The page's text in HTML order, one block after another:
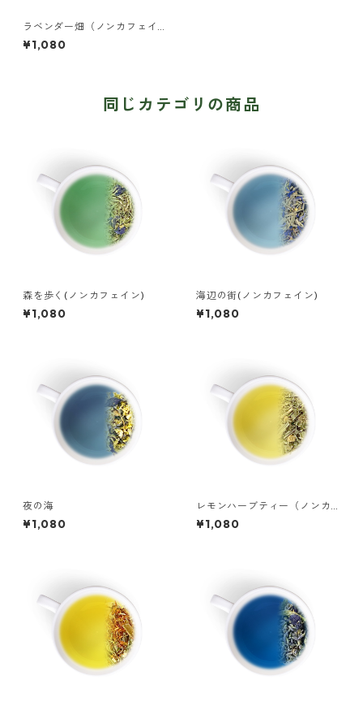
ラベンダー畑（ノンカフェイ
ン）
¥1,080
同じカテゴリの商品
森を歩く(ノンカフェイン)
¥1,080
海辺の街(ノンカフェイン)
¥1,080
夜の海
¥1,080
レモンハーブティー（ノンカ
フェイン）
¥1,080